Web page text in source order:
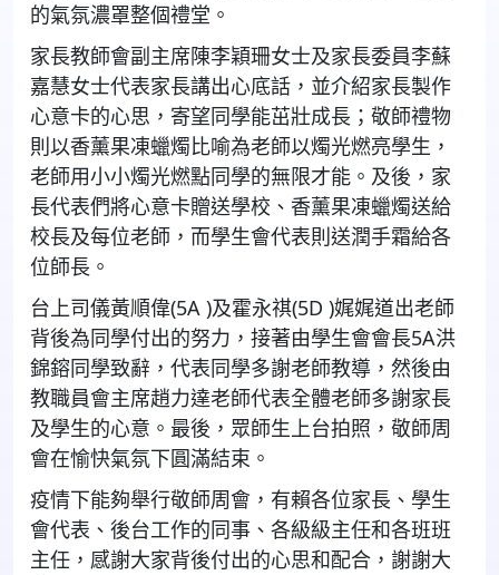
的氣氛濃罩整個禮堂。
家長教師會副主席陳李穎珊女士及家長委員李蘇
嘉慧女士代表家長講出心底話，並介紹家長製作
心意卡的心思，寄望同學能茁壯成長；敬師禮物
則以香薰果凍蠟燭比喻為老師以燭光燃亮學生，
老師用小小燭光燃點同學的無限才能。及後，家
長代表們將心意卡贈送學校、香薰果凍蠟燭送給
校長及每位老師，而學生會代表則送潤手霜給各
位師長。
台上司儀黃順偉(5A )及霍永祺(5D )娓娓道出老師
背後為同學付出的努力，接著由學生會會長5A洪
錦鎔同學致辭，代表同學多謝老師教導，然後由
教職員會主席趙力達老師代表全體老師多謝家長
及學生的心意。最後，眾師生上台拍照，敬師周
會在愉快氣氛下圓滿結束。
疫情下能夠舉行敬師周會，有賴各位家長、學生
會代表、後台工作的同事、各級級主任和各班班
主任，感謝大家背後付出的心思和配合，謝謝大